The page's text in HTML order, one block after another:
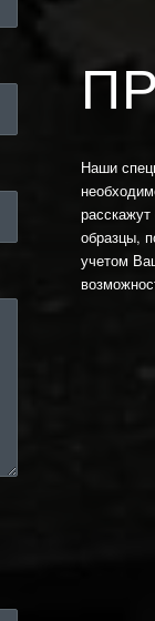
Наши
образцы,
учетом